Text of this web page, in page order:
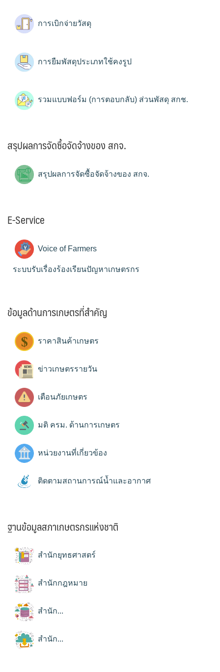
การเบิกจ่ายวัสดุ
การยืมพัสดุประเภทใช้คงรูป
รวมแบบฟอร์ม (การตอบกลับ) ส่วนพัสดุ สกช.
สรุปผลการจัดซื้อจัดจ้างของ สกจ.
สรุปผลการจัดซื้อจัดจ้างของ สกจ.
E-Service
Voice of Farmers
ระบบรับเรื่องร้องเรียนปัญหาเกษตรกร
ข้อมูลด้านการเกษตรที่สำคัญ
ราคาสินค้าเกษตร
ข่าวเกษตรรายวัน
เตือนภัยเกษตร
มติ ครม. ด้านการเกษตร
หน่วยงานที่เกี่ยวข้อง
ติดตามสถานการณ์น้ำและอากาศ
ฐานข้อมูลสภาเกษตรกรแห่งชาติ
สำนักยุทธศาสตร์
สำนักกฎหมาย
สำนัก...
สำนัก...